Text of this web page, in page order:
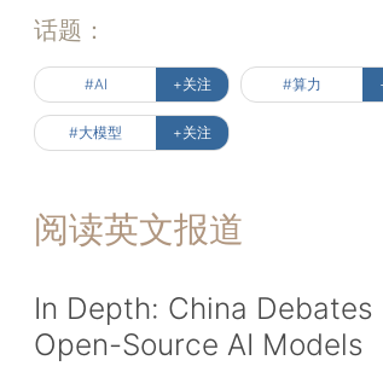
话题：
#AI +关注 #算力
#大模型 +关注
阅读英文报道
In Depth: China
Open-Source AI Models